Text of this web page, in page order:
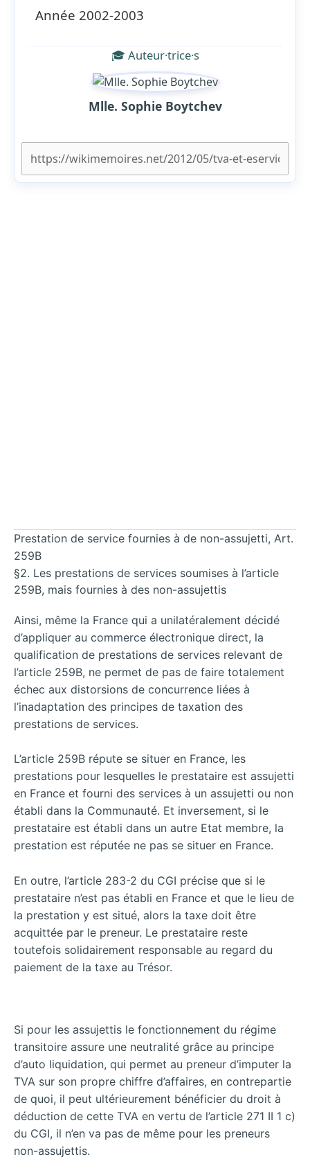
Année 2002-2003
🎓 Auteur·trice·s
Mlle. Sophie Boytchev
Prestation de service fournies à de non-assujetti, Art.
259B
§2. Les prestations de services soumises à l’article
259B, mais fournies à des non-assujettis
Ainsi, même la France qui a unilatéralement décidé
d’appliquer au commerce électronique direct, la
qualification de prestations de services relevant de
l’article 259B, ne permet de pas de faire totalement
échec aux distorsions de concurrence liées à
l’inadaptation des principes de taxation des
prestations de services.
L’article 259B répute se situer en France, les
prestations pour lesquelles le prestataire est assujetti
en France et fourni des services à un assujetti ou non
établi dans la Communauté. Et inversement, si le
prestataire est établi dans un autre Etat membre, la
prestation est réputée ne pas se situer en France.
En outre, l’article 283-2 du CGI précise que si le
prestataire n’est pas établi en France et que le lieu de
la prestation y est situé, alors la taxe doit être
acquittée par le preneur. Le prestataire reste
toutefois solidairement responsable au regard du
paiement de la taxe au Trésor.
Si pour les assujettis le fonctionnement du régime
transitoire assure une neutralité grâce au principe
d’auto liquidation, qui permet au preneur d’imputer la
TVA sur son propre chiffre d’affaires, en contrepartie
de quoi, il peut ultérieurement bénéficier du droit à
déduction de cette TVA en vertu de l’article 271 II 1 c)
du CGI, il n’en va pas de même pour les preneurs
non-assujettis.